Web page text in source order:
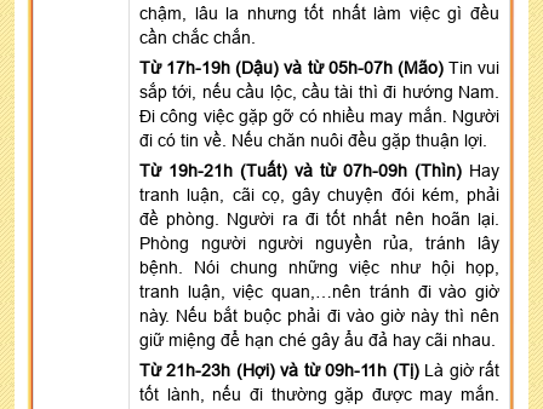
chậm, lâu la nhưng tốt nhất làm việc gì đều
cần chắc chắn.
Từ 17h-19h (Dậu) và từ 05h-07h (Mão) Tin vui
sắp tới, nếu cầu lộc, cầu tài thì đi hướng Nam.
Đi công việc gặp gỡ có nhiều may mắn. Người
đi có tin về. Nếu chăn nuôi đều gặp thuận lợi.
Từ 19h-21h (Tuất) và từ 07h-09h (Thìn) Hay
tranh luận, cãi cọ, gây chuyện đói kém, phải
đề phòng. Người ra đi tốt nhất nên hoãn lại.
Phòng người người nguyền rủa, tránh lây
bệnh. Nói chung những việc như hội họp,
tranh luận, việc quan,…nên tránh đi vào giờ
này. Nếu bắt buộc phải đi vào giờ này thì nên
giữ miệng để hạn ché gây ẩu đả hay cãi nhau.
Từ 21h-23h (Hợi) và từ 09h-11h (Tị) Là giờ rất
tốt lành, nếu đi thường gặp được may mắn.